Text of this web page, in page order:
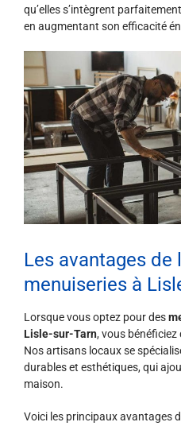
qu’elles s’intègrent
en augmentant son efficacité
Les avantages de
menuiseries à
Lorsque vous optez pour des
Lisle-sur-Tarn, vous bénéficiez
Nos artisans locaux se
durables et esthétiques, qui
maison.
Voici les principaux avantages